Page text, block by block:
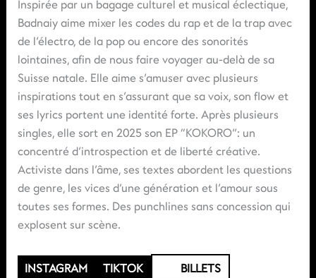
Inspirée par un bagage culturel et musical éclectique,
Badnaiy aime mixer les codes du rap et de la trap avec
de l’électro, de la pop ou encore des sonorités
lointaines, afin de nous faire voyager au-delà de sa
Suisse natale. Elle aime s’amuser avec plusieurs
inspirations tout en s’assurant que sa voix, son flow et
ses lyrics portent une identité forte. Après plusieurs
singles, elle sort en 2025 son EP “KOKORO”: un
concentré d’introspection et de liberté créative.
Activiste dans l’âme, ses textes abordent les questions
de genre, les vices d’une génération et l’amour sous
toutes ses formes. Des punchlines sans concession qui
explosent sur scène.
INSTAGRAM TIKTOK BILLETS